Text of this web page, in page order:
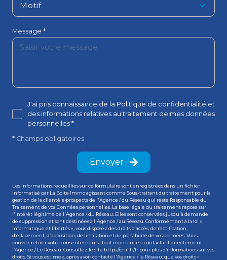
Motif
Message *
J'ai pris connaissance de la Politique de confidentialité et
des informations relatives au traitement de mes données
personnelles *
* Champs obligatoires
Envoyer
Les informations recueillies sur ce formulaire sont enregistrées dans un fichier
informatisé par La Boite Immo agissant comme Sous-traitant du traitement pour la
gestion de la clientèle/prospects de l'Agence / du Réseau qui reste Responsable du
Traitement de vos Données personnelles. La base légale du traitement repose sur
l'intérêt légitime de l'Agence / du Réseau. Elles sont conservées jusqu'à demande
de suppression et sont destinées à l'Agence / au Réseau. Conformément à la loi «
informatique et libertés », vous disposez des droits d’accès, de rectification,
d’effacement, d’opposition, de limitation et de portabilité de vos données. Vous
pouvez retirer votre consentement à tout moment en contactant directement
l’Agence / Le Réseau. Consultez le site https://cnil.fr/fr pour plus d’informations sur vos
droits. Si vous estimez, après avoir contacté l'Agence / le Réseau, que vos droits «